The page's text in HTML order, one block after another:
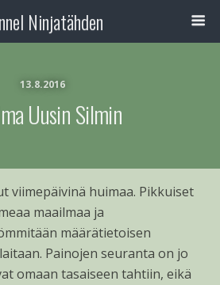
Ninjatähden
13.8.2016
Uusin Silmin
viimepäivinä huimaa. Pikkuiset
maailmaa ja
määrätietoisen
Painojen seuranta on jo
omaan tasaiseen tahtiin, eikä